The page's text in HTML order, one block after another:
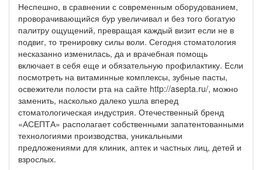
Неспешно, в сравнении с современным оборудованием,
проворачивающийся бур увеличивал и без того богатую
палитру ощущений, превращая каждый визит если не в
подвиг, то тренировку силы воли. Сегодня стоматология
несказанно изменилась, да и врачебная помощь
включает в себя еще и обязательную профилактику. Если
посмотреть на витаминные комплексы, зубные пасты,
освежители полости рта на сайте http://asepta.ru/, можно
заменить, насколько далеко ушла вперед
стоматологическая индустрия. Отечественный бренд
«АСЕПТА» располагает собственными запатентованными
технологиями производства, уникальными
предложениями для клиник, аптек и частных лиц, детей и
взрослых.